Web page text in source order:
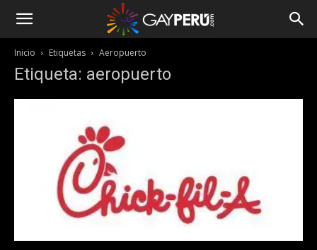
Inicio Etiquetas Aeropuerto
Etiqueta: aeropuerto